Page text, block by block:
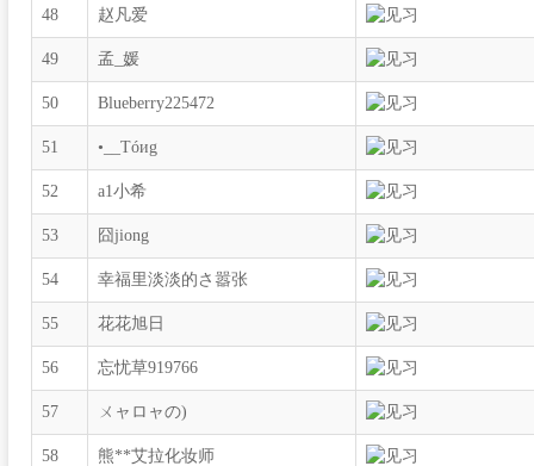
48 赵凡爱
49 孟_媛
50 Blueberry225472
51 •__Τóиg
52 a1小希
53 囧jiong
54 幸福里淡淡的さ嚣张
55 花花旭日
56 忘忧草919766
57 ㄨャロャの)
58 熊**艾拉化妆师